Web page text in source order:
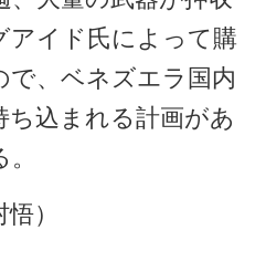
アイド氏によって購
で、ベネズエラ国内
込まれる計画があ
）